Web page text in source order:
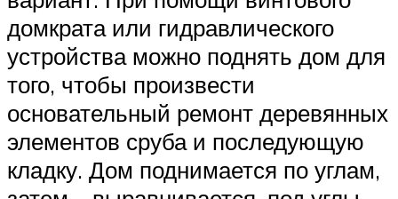
домкрата или гидравлического
устройства можно поднять дом для
того, чтобы произвести
основательный ремонт деревянных
элементов сруба и последующую
кладку. Дом поднимается по углам,